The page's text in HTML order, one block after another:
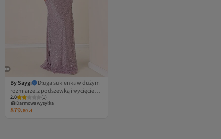
By Saygı
Długa sukienka w dużym
rozmiarze, z podszewką i wycięciem
pod szyją, wysadzana klejnotami
2.0 (1)
Darmowa wysyłka
879,60zł